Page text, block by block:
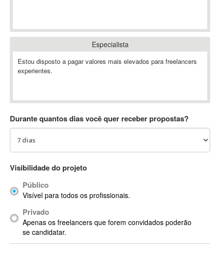
Abstract Window Toolkit (AWT)
AC Drives
AC3
ACID Pro
ACPI
ACT
Actian
Actimize
ActionScript
ActionScript 3
Especialista
Estou disposto a pagar valores mais elevados para freelancers
experientes.
Durante quantos dias você quer receber propostas?
Visibilidade do projeto
Público
Visível para todos os profissionais.
Privado
Apenas os freelancers que forem convidados poderão
se candidatar.